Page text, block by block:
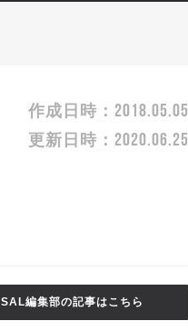
作成日時： 2018.05.05
更新日時： 2020.06.25
SAL編集部の記事はこちら